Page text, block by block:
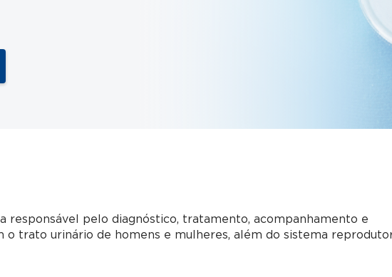
responsável pelo diagnóstico, tratamento, acompanhamento e
o trato urinário de homens e mulheres, além do sistema